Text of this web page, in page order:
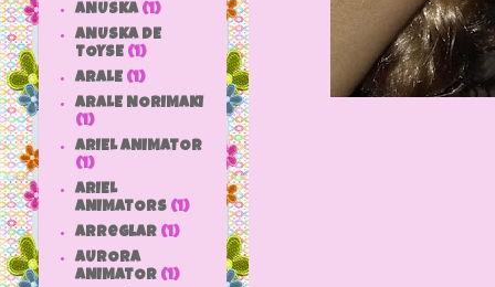
ANUSKA (1)
ANUSKA DE
TOYSE (1)
ARALE (1)
ARALE NORIMAKI
(1)
ARIEL ANIMATOR
(1)
ARIEL
ANIMATORS (1)
arreglar (1)
AURORA
ANIMATOR (1)